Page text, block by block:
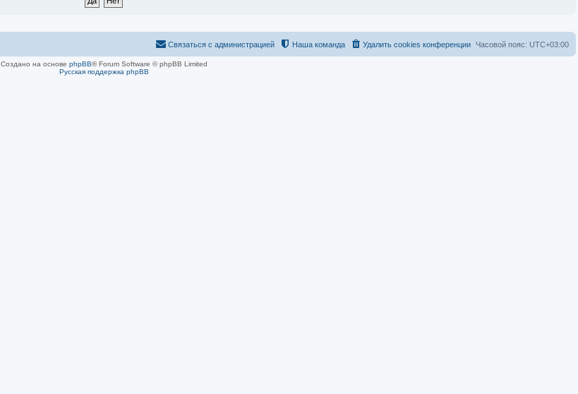
Часовой пояс: UTC+03:00
Удалить cookies конференции
Наша команда
Связаться с администрацией
Создано на основе phpBB® Forum Software © phpBB Limited
Русская поддержка phpBB